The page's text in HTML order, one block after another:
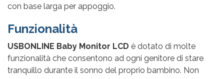
con base larga per appoggio.
Funzionalità
USBONLINE Baby Monitor LCD è dotato di molte
funzionalità che consentono ad ogni genitore di stare
tranquillo durante il sonno del proprio bambino. Non